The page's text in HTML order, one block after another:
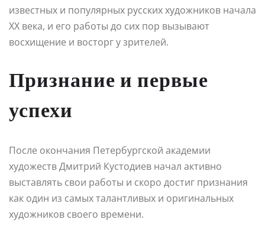
известных и популярных русских художников начала
XX века, и его работы до сих пор вызывают
восхищение и восторг у зрителей.
Признание и первые
успехи
После окончания Петербургской академии
художеств Дмитрий Кустодиев начал активно
выставлять свои работы и скоро достиг признания
как один из самых талантливых и оригинальных
художников своего времени.